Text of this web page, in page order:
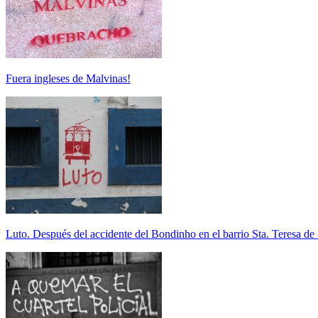
Fuera ingleses de Malvinas!
Luto. Después del accidente del Bondinho en el barrio Sta. Teresa